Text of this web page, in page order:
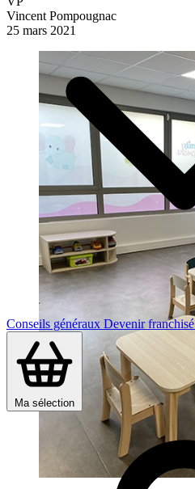
Conseils généraux Devenir franchisé
Ma sélection
Vincent Pompougnac
25 mars 2021